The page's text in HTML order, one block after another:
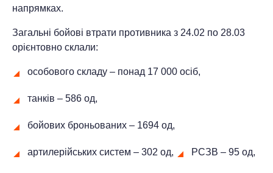
напрямках.
Загальні бойові втрати противника з 24.02 по 28.03
орієнтовно склали:
особового складу ‒ понад 17 000 осіб,
танків ‒ 586 од,
бойових броньованих ‒ 1694 од,
артилерійських систем – 302 од, РСЗВ ‒ 95 од,